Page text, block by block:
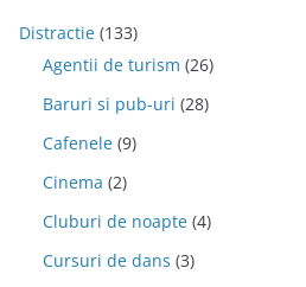
Distractie (133)
Agentii de turism (26)
Baruri si pub-uri (28)
Cafenele (9)
Cinema (2)
Cluburi de noapte (4)
Cursuri de dans (3)